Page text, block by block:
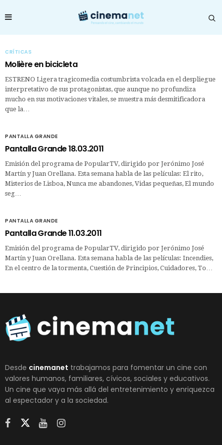
CRÍTICAS
Molière en bicicleta
ESTRENO Ligera tragicomedia costumbrista volcada en el despliegue
interpretativo de sus protagonistas, que aunque no profundiza
mucho en sus motivaciones vitales, se muestra más desmitificadora
que la…
PANTALLA GRANDE
Pantalla Grande 18.03.2011
Emisión del programa de PopularTV, dirigido por Jerónimo José
Martín y Juan Orellana. Esta semana habla de las películas: El rito,
Misterios de Lisboa, Nunca me abandones, Vidas pequeñas, El mundo
seg…
PANTALLA GRANDE
Pantalla Grande 11.03.2011
Emisión del programa de PopularTV, dirigido por Jerónimo José
Martín y Juan Orellana. Esta semana habla de las películas: Incendies,
En el centro de la tormenta, Cuestión de Principios, Cuidadores, To…
Desde cinemanet trabajamos para fomentar un cine con
valores humanos, familiares, cívicos, sociales y educativos.
Un cine que vaya más allá del entretenimiento y enriquezca
al espectador y a la sociedad.